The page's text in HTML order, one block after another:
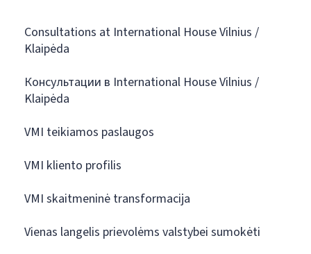
Consultations at International House Vilnius /
Klaipėda
Консультации в International House Vilnius /
Klaipėda
VMI teikiamos paslaugos
VMI kliento profilis
VMI skaitmeninė transformacija
Vienas langelis prievolėms valstybei sumokėti